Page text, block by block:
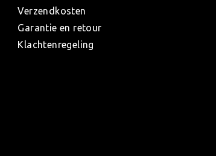
Verzendkosten
Garantie en retour
Klachtenregeling